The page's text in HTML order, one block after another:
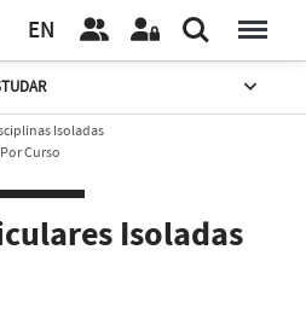
EN
Isoladas
Curso
Isoladas